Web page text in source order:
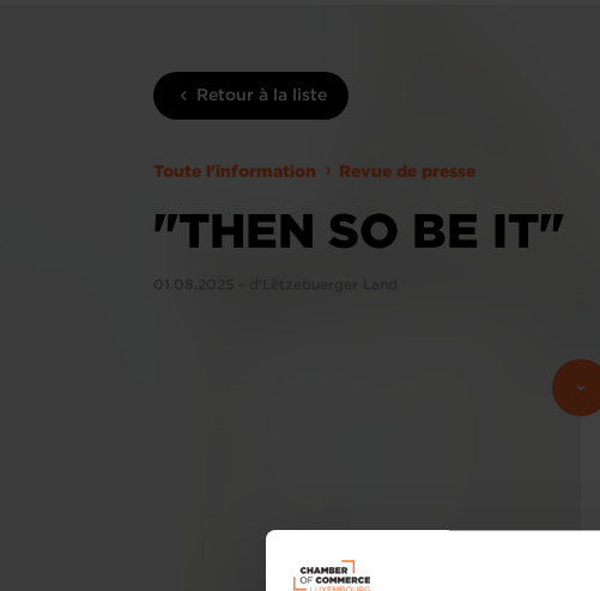
Retour à la liste
Toute l'information Revue de presse
"THEN SO BE IT"